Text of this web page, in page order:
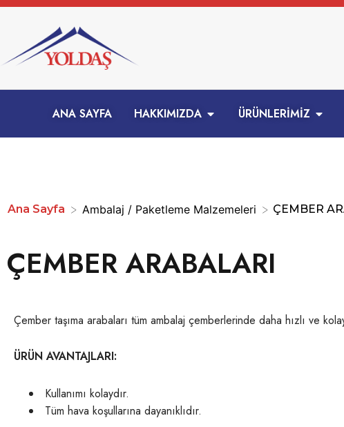
ANA SAYFA HAKKIMIZDA ÜRÜNLERİMİZ
Ana Sayfa > Ambalaj / Paketleme Malzemeleri > ÇEMBER
ÇEMBER ARABALARI
Çember taşıma arabaları tüm ambalaj çemberlerinde daha hızlı ve
ÜRÜN AVANTAJLARI:
Kullanımı kolaydır.
Tüm hava koşullarına dayanıklıdır.